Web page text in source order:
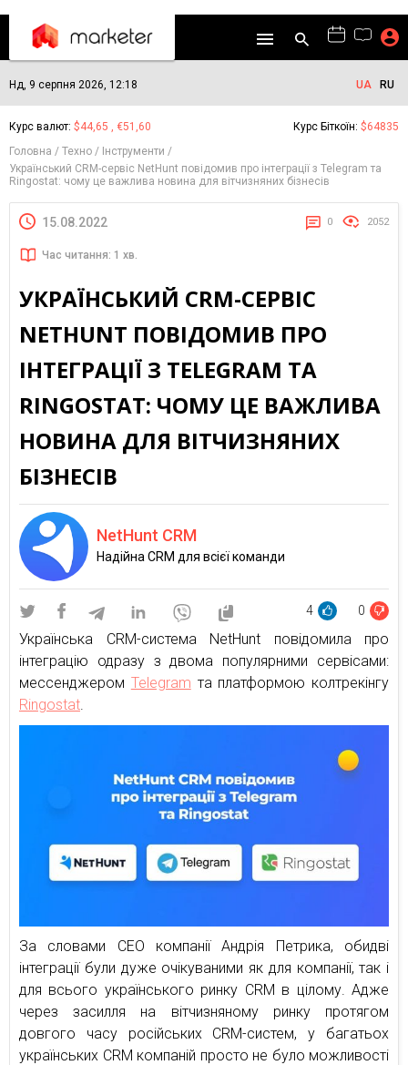
Нд, 9 серпня 2026, 12:18 UA RU
Курс валют: $44,65 , €51,60 Курс Біткоїн: $64835
Головна
Техно
Інструменти
Український CRM-сервіс NetHunt повідомив про інтеграції з Telegram та
Ringostat: чому це важлива новина для вітчизняних бізнесів
15.08.2022 0 2052
Час читання: 1 хв.
УКРАЇНСЬКИЙ CRM-СЕРВІС
NETHUNT ПОВІДОМИВ ПРО
ІНТЕГРАЦІЇ З TELEGRAM ТА
RINGOSTAT: ЧОМУ ЦЕ ВАЖЛИВА
НОВИНА ДЛЯ ВІТЧИЗНЯНИХ
БІЗНЕСІВ
NetHunt CRM
Надійна CRM для всієї команди
4 0
Українська CRM-система NetHunt повідомила про
інтеграцію одразу з двома популярними сервісами:
мессенджером Telegram та платформою колтрекінгу
Ringostat.
За словами CEO компанії Андрія Петрика, обидві
інтеграції були дуже очікуваними як для компанії, так і
для всього українського ринку CRM в цілому. Адже
через засилля на вітчизняному ринку протягом
довгого часу російських CRM-систем, у багатьох
українських CRM компаній просто не було можливості